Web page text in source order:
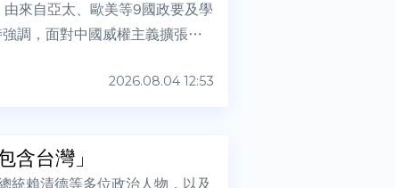
2026.08.04 12:53
來自亞太、歐美等9國政要及學
調，面對中國威權主義擴張，
含台灣」
統賴清德等多位政治人物，以及